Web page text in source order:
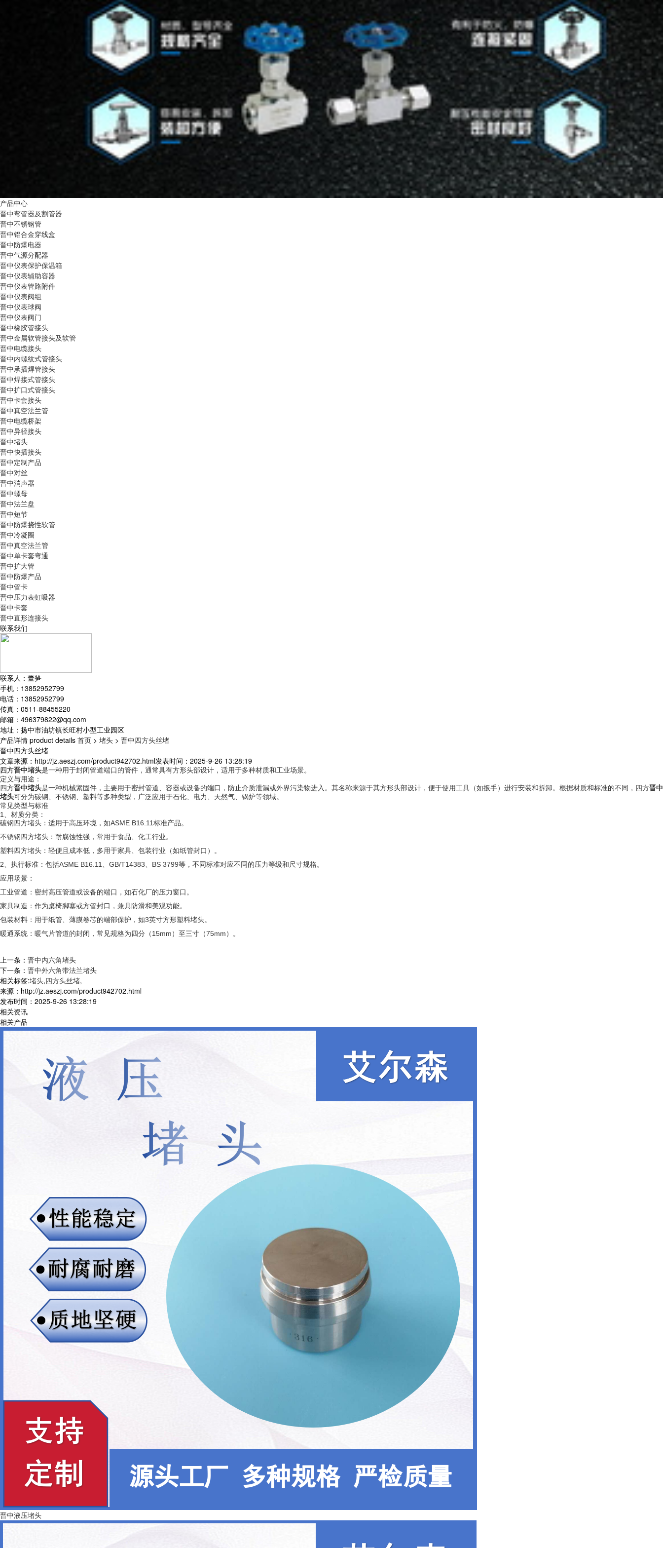
产品中心
晋中弯管器及割管器
晋中不锈钢管
晋中铝合金穿线盒
晋中防爆电器
晋中气源分配器
晋中仪表保护保温箱
晋中仪表辅助容器
晋中仪表管路附件
晋中仪表阀组
晋中仪表球阀
晋中仪表阀门
晋中橡胶管接头
晋中金属软管接头及软管
晋中电缆接头
晋中内螺纹式管接头
晋中承插焊管接头
晋中焊接式管接头
晋中扩口式管接头
晋中卡套接头
晋中真空法兰管
晋中电缆桥架
晋中异径接头
晋中堵头
晋中快插接头
晋中定制产品
晋中对丝
晋中消声器
晋中螺母
晋中法兰盘
晋中短节
晋中防爆挠性软管
晋中冷凝圈
晋中真空法兰管
晋中单卡套弯通
晋中扩大管
晋中防爆产品
晋中管卡
晋中压力表虹吸器
晋中卡套
晋中直形连接头
联系我们
联系人：董笋
手机：13852952799
电话：13852952799
传真：0511-88455220
邮箱：496379822@qq.com
地址：扬中市油坊镇长旺村小型工业园区
产品详情 product details 首页 > 堵头 > 晋中四方头丝堵
晋中四方头丝堵
文章来源：http://jz.aeszj.com/product942702.html发表时间：2025-9-26 13:28:19
四方晋中堵头是一种用于封闭管道端口的管件，通常具有方形头部设计，适用于多种材质和工业场景。
定义与用途：
四方晋中堵头是一种机械紧固件，主要用于密封管道、容器或设备的端口，防止介质泄漏或外界污染物进入。其名称来源于其方形头部设计，便于使用工具（如扳手）进行安装和拆卸。根据材质和标准的不同，四方晋中
堵头可分为碳钢、不锈钢、塑料等多种类型，广泛应用于石化、电力、天然气、锅炉等领域。‌‌
常见类型与标准
1、材质分类：
碳钢四方堵头：适用于高压环境，如ASME B16.11标准产品。‌‌
不锈钢四方堵头 ：耐腐蚀性强，常用于食品、化工行业。‌‌
塑料四方堵头 ：轻便且成本低，多用于家具、包装行业（如纸管封口）。‌‌
2、 执行标准 ：包括ASME B16.11、 GB/T14383 BS 3799等，不同标准对应不同的压力等级和尺寸规格。‌‌
应用场景：
工业管道 ：密封高压管道或设备的端口，如石化厂的压力窗口。‌‌
家具制造 ：作为桌椅脚塞或方管封口，兼具防滑和美观功能。‌‌
包装材料 ：用于纸管、薄膜卷芯的端部保护，如3英寸方形塑料堵头。‌‌
暖通系统 ：暖气片管道的封闭，常见规格为四分（15mm） 至三寸（75mm） 。‌‌
上一条： 晋中内六角堵头
下一条： 晋中外六角带法兰堵头
相关标签:堵头,四方头丝堵,
来源：http://jz.aeszj.com/product942702.html
发布时间：2025-9-26 13:28:19
相关资讯
相关产品
晋中液压堵头